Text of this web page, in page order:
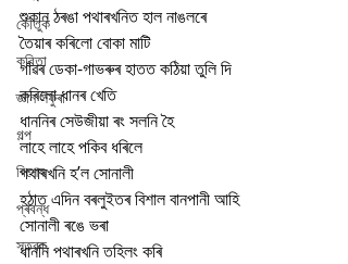
কৌতুক
কবিতা
জ্ঞান সঁফুৰা
গল্প
বিশেষ
প্ৰবন্ধ
স্তৱক
শুকান ঠৰঙা পথাৰখনিত হাল নাঙলৰে
তৈয়াৰ কৰিলো বোকা মাটি
গাঁৱৰ ডেকা-গাভৰুৰ হাতত কঠিয়া তুলি দি
কৰিলো ধানৰ খেতি
ধাননিৰ সেউজীয়া ৰং সলনি হৈ
লাহে লাহে পকিব ধৰিলে
পথাৰখনি হ’ল সোনালী
হঠাত এদিন বৰলুইতৰ বিশাল বানপানী আহি
সোনালী ৰঙে ভৰা
ধাননি পথাৰখনি তহিলং কৰি